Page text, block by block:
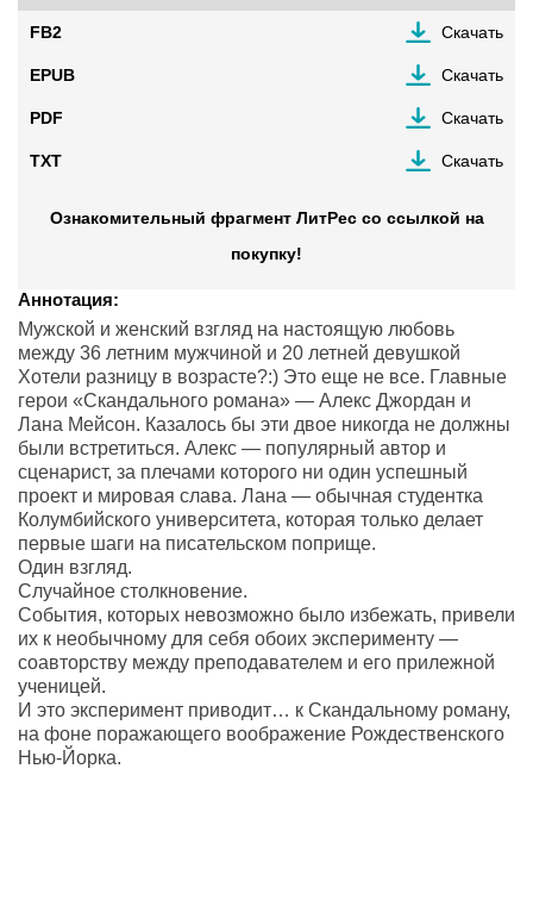
FB2 Скачать
EPUB Скачать
PDF Скачать
TXT Скачать
Ознакомительный фрагмент ЛитРес со ссылкой на
покупку!
Аннотация:
Мужской и женский взгляд на настоящую любовь
между 36 летним мужчиной и 20 летней девушкой
Хотели разницу в возрасте?:) Это еще не все. Главные
герои «Скандального романа» — Алекс Джордан и
Лана Мейсон. Казалось бы эти двое никогда не должны
были встретиться. Алекс — популярный автор и
сценарист, за плечами которого ни один успешный
проект и мировая слава. Лана — обычная студентка
Колумбийского университета, которая только делает
первые шаги на писательском поприще.
Один взгляд.
Случайное столкновение.
События, которых невозможно было избежать, привели
их к необычному для себя обоих эксперименту —
соавторству между преподавателем и его прилежной
ученицей.
И это эксперимент приводит… к Скандальному роману,
на фоне поражающего воображение Рождественского
Нью-Йорка.